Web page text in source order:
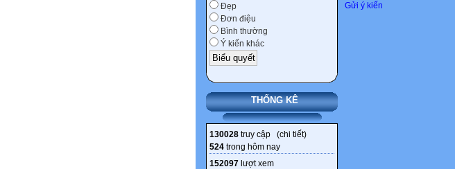
Đẹp
Đơn điệu
Bình thường
Ý kiến khác
THỐNG KÊ
130028 truy cập (chi tiết)
524 trong hôm nay
152097 lượt xem
Gửi ý kiến